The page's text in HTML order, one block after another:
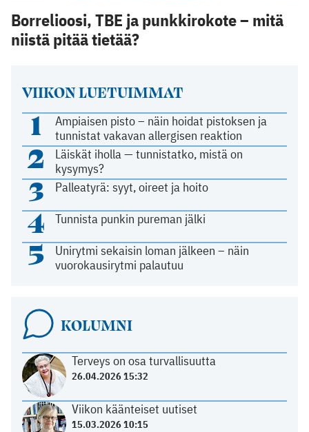
VIIKON LUETUIMMAT
1
Ampiaisen pisto – näin hoidat pistoksen ja
tunnistat vakavan allergisen reaktion
2
Läiskät iholla — tunnistatko, mistä on
kysymys?
3 Palleatyrä: syyt, oireet ja hoito
4 Tunnista punkin pureman jälki
5
Unirytmi sekaisin loman jälkeen – näin
vuorokausirytmi palautuu
KOLUMNI
Terveys on osa turvallisuutta
26.04.2026 15:32
Viikon käänteiset uutiset
15.03.2026 10:15
Borrelioosi, TBE ja punkkirokote – mitä
niistä pitää tietää?